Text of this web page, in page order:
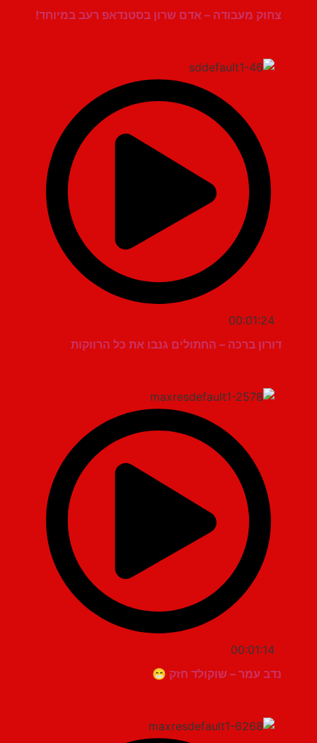
צחוק מעבודה – אדם שרון בסטנדאפ רעב במיוחד!
00:01:24
דורון ברכה – החתולים גנבו את כל הרווקות
00:01:14
נדב עמר – שוקולד חזק 😁